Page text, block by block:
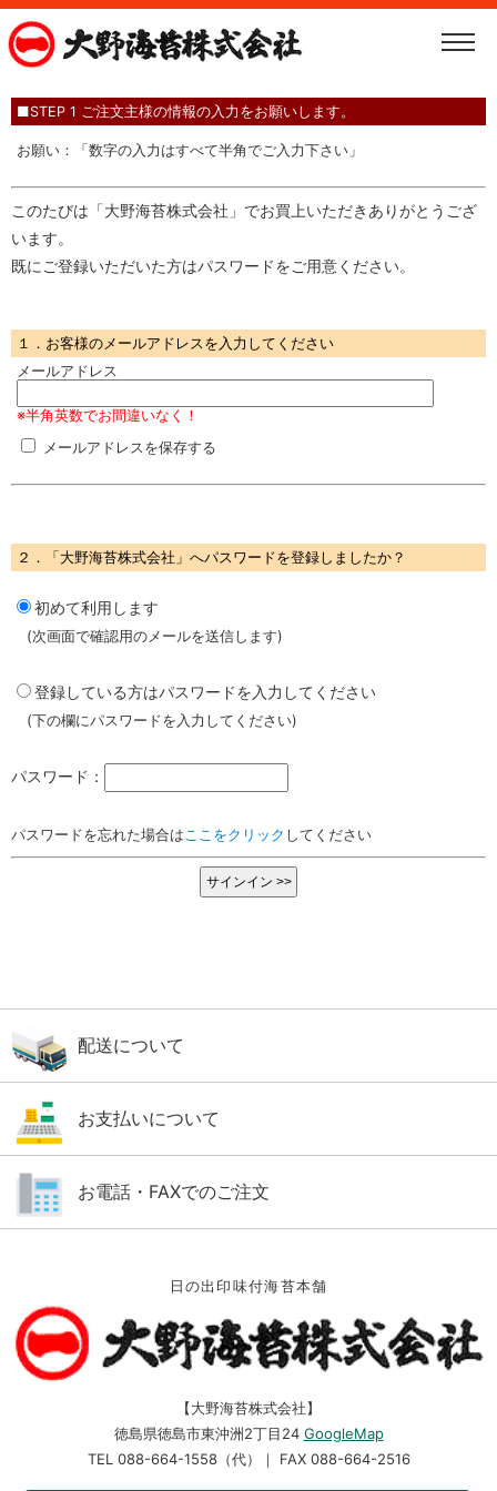
■STEP 1 ご注文主様の情報の入力をお願いします。
お願い：「数字の入力はすべて半角でご入力下さい」
このたびは「大野海苔株式会社」でお買上いただきありがとうござ
います。
既にご登録いただいた方はパスワードをご用意ください。
１．お客様のメールアドレスを入力してください
メールアドレス
※半角英数でお間違いなく！
メールアドレスを保存する
２．「大野海苔株式会社」へパスワードを登録しましたか？
初めて利用します
(次画面で確認用のメールを送信します)
登録している方はパスワードを入力してください
(下の欄にパスワードを入力してください)
パスワード：
パスワードを忘れた場合は ここをクリック してください
配送について
お支払いについて
お電話・FAXでのご注文
日の出印味付海苔本舗
【大野海苔株式会社】
徳島県徳島市東沖洲2丁目24 GoogleMap
TEL 088-664-1558（代）｜ FAX 088-664-2516